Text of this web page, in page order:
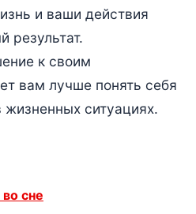
и ваши действия
результат.
к своим
вам лучше понять себя
жизненных ситуациях.
сне